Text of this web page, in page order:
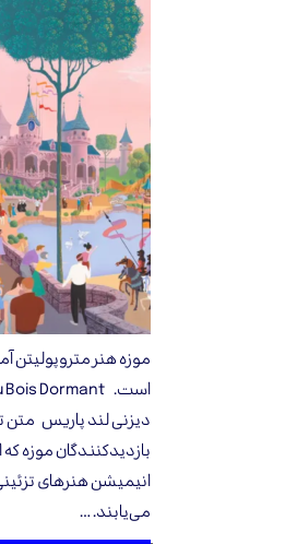
موزه هنر متروپولیتن
دیزنی لند پاریس متن
بازدیدکنندگان موزه
انیمیشن هنرهای
می‌یابند. …